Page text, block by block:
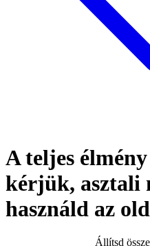
A teljes
kérjük, asztali
használd az
Állítsd